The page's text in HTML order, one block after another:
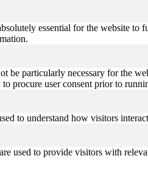
essential for the website
be particularly necessary for the
procure user consent prior to
to understand how visitors
used to provide visitors with